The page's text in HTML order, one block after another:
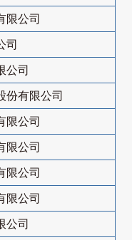
限公司
司
公司
份有限公司
限公司
限公司
限公司
限公司
公司